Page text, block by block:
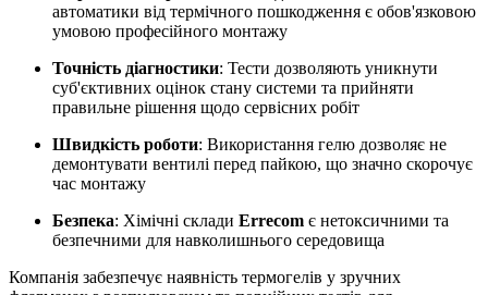
автоматики від термічного пошкодження є обов'язковою
умовою професійного монтажу
Точність діагностики: Тести дозволяють уникнути
суб'єктивних оцінок стану системи та прийняти
правильне рішення щодо сервісних робіт
Швидкість роботи: Використання гелю дозволяє не
демонтувати вентилі перед пайкою, що значно скорочує
час монтажу
Безпека: Хімічні склади Errecom є нетоксичними та
безпечними для навколишнього середовища
Компанія забезпечує наявність термогелів у зручних